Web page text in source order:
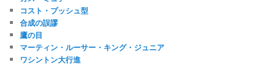
コスト・プッシュ型
合成の誤謬
鷹の目
マーティン・ルーサー・キング・ジュニア
ワシントン大行進